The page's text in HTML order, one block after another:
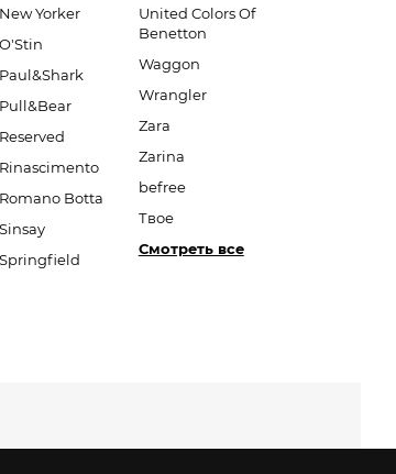
New Yorker
O'Stin
Paul&Shark
Pull&Bear
Reserved
Rinascimento
Romano Botta
Sinsay
Springfield
United Colors Of
Benetton
Waggon
Wrangler
Zara
Zarina
befree
Твое
Смотреть все